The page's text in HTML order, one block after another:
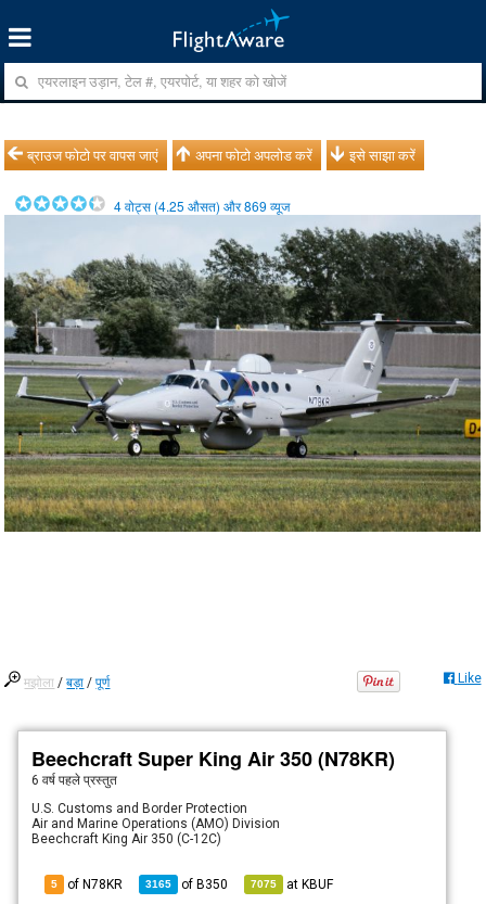
ब्राउज फोटो पर वापस जाएं अपना फोटो अपलोड करें इसे साझा करें
4वोट्स (4.25 औसत) और869 व्यूज
मझोला /बड़ा /पूर्ण Like
Beechcraft Super King Air 350 (N78KR)
6 वर्ष पहले प्रस्तुत
U.S. Customs and Border Protection
Air and Marine Operations (AMO) Division
Beechcraft King Air 350 (C-12C)
5 of N78KR 3165 ofB350 7075 atKBUF